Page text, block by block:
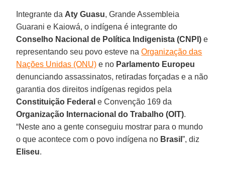
Integrante da Aty Guasu, Grande Assembleia
Guarani e Kaiowá, o indígena é integrante do
Conselho Nacional de Política Indigenista (CNPI) e
representando seu povo esteve naOrganização das
Nações Unidas (ONU) e no Parlamento Europeu
denunciando assassinatos, retiradas forçadas e a não
garantia dos direitos indígenas regidos pela
Constituição Federal e Convenção 169 da
Organização Internacional do Trabalho (OIT).
“Neste ano a gente conseguiu mostrar para o mundo
o que acontece com o povo indígena no Brasil”, diz
Eliseu.